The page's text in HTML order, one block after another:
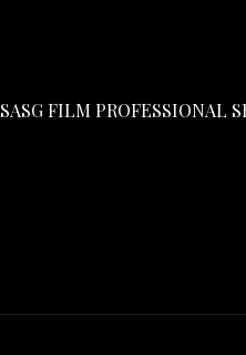
SASG FILM PROFESSIONAL